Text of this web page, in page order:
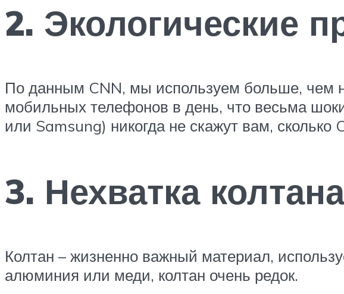
2. Экологические
По данным CNN, мы используем больше, чем
мобильных телефонов в день, что весьма
или Samsung) никогда не скажут вам,
3. Нехватка колтана
Колтан – жизненно важный материал,
алюминия или меди, колтан очень редок.